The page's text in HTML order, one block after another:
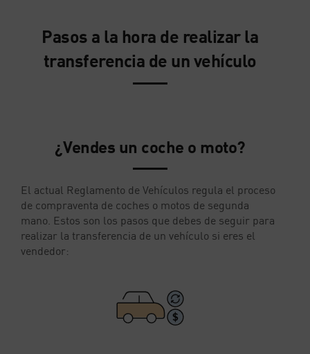
Pasos a la hora de realizar la
transferencia de un vehículo
¿Vendes un coche o moto?
El actual Reglamento de Vehículos regula el proceso
de compraventa de coches o motos de segunda
mano. Estos son los pasos que debes de seguir para
realizar la transferencia de un vehículo si eres el
vendedor: